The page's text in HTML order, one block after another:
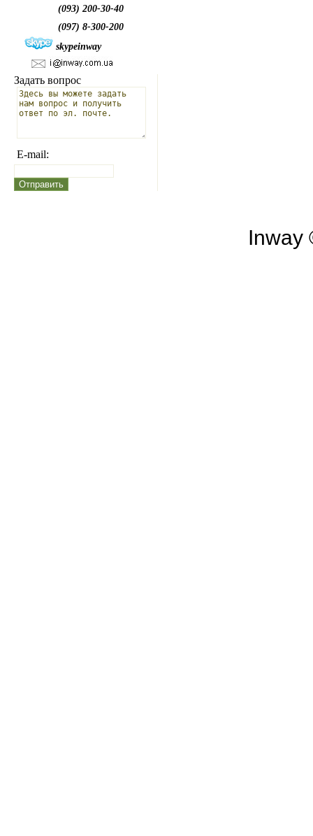
(093) 200-30-40
(097) 8-300-200
skypeinway
Задать вопрос
E-mail:
Inway